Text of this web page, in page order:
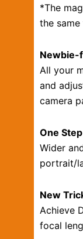
*The
the same
Newbie-
All your
and
camera
One
Wider
portrait/
New
Achieve
focal